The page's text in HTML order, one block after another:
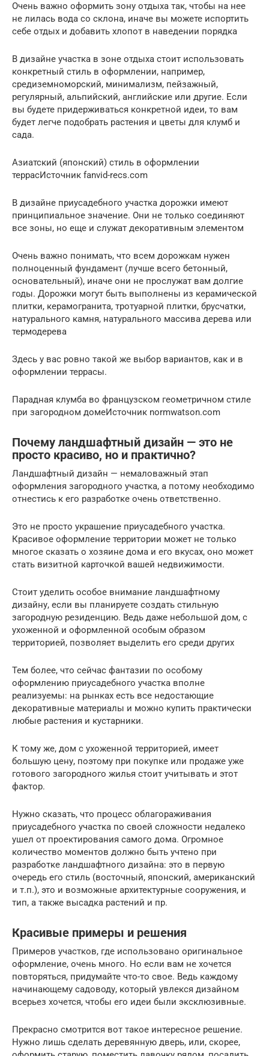
Очень важно оформить зону отдыха так, чтобы на нее
не лилась вода со склона, иначе вы можете испортить
себе отдых и добавить хлопот в наведении порядка
В дизайне участка в зоне отдыха стоит использовать
конкретный стиль в оформлении, например,
средиземноморский, минимализм, пейзажный,
регулярный, альпийский, английские или другие. Если
вы будете придерживаться конкретной идеи, то вам
будет легче подобрать растения и цветы для клумб и
сада.
Азиатский (японский) стиль в оформлении
террасИсточник fanvid-recs.com
В дизайне приусадебного участка дорожки имеют
принципиальное значение. Они не только соединяют
все зоны, но еще и служат декоративным элементом
Очень важно понимать, что всем дорожкам нужен
полноценный фундамент (лучше всего бетонный,
основательный), иначе они не прослужат вам долгие
годы. Дорожки могут быть выполнены из керамической
плитки, керамогранита, тротуарной плитки, брусчатки,
натурального камня, натурального массива дерева или
термодерева
Здесь у вас ровно такой же выбор вариантов, как и в
оформлении террасы.
Парадная клумба во французском геометричном стиле
при загородном домеИсточник normwatson.com
Почему ландшафтный дизайн — это не
просто красиво, но и практично?
Ландшафтный дизайн — немаловажный этап
оформления загородного участка, а потому необходимо
отнестись к его разработке очень ответственно.
Это не просто украшение приусадебного участка.
Красивое оформление территории может не только
многое сказать о хозяине дома и его вкусах, оно может
стать визитной карточкой вашей недвижимости.
Стоит уделить особое внимание ландшафтному
дизайну, если вы планируете создать стильную
загородную резиденцию. Ведь даже небольшой дом, с
ухоженной и оформленной особым образом
территорией, позволяет выделить его среди других
Тем более, что сейчас фантазии по особому
оформлению приусадебного участка вполне
реализуемы: на рынках есть все недостающие
декоративные материалы и можно купить практически
любые растения и кустарники.
К тому же, дом с ухоженной территорией, имеет
большую цену, поэтому при покупке или продаже уже
готового загородного жилья стоит учитывать и этот
фактор.
Нужно сказать, что процесс облагораживания
приусадебного участка по своей сложности недалеко
ушел от проектирования самого дома. Огромное
количество моментов должно быть учтено при
разработке ландшафтного дизайна: это в первую
очередь его стиль (восточный, японский, американский
и т.п.), это и возможные архитектурные сооружения, и
тип, а также высадка растений и пр.
Красивые примеры и решения
Примеров участков, где использовано оригинальное
оформление, очень много. Но если вам не хочется
повторяться, придумайте что-то свое. Ведь каждому
начинающему садоводу, который увлекся дизайном
всерьез хочется, чтобы его идеи были эксклюзивные.
Прекрасно смотрится вот такое интересное решение.
Нужно лишь сделать деревянную дверь, или, скорее,